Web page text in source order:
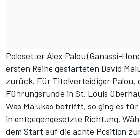
Polesetter Alex Palou (Ganassi-
ersten Reihe gestarteten David
zurück. Für Titelverteidiger Palou,
Führungsrunde in St. Louis
Was Malukas betrifft, so ging es
in entgegengesetzte Richtung.
dem Start auf die achte Position